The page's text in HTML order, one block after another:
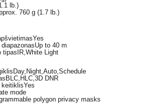
lb.)
760 g (1.7 lb.)
Yes
Up to 40 m
tipas IR,White Light
Day,Night,Auto,Schedule
BLC,HLC,3D DNR
keitiklisYes
mode
polygon privacy masks